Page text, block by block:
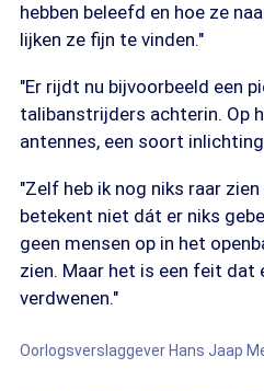
hebben beleefd en hoe ze
lijken ze fijn te vinden."
"Er rijdt nu bijvoorbeeld een
talibanstrijders achterin. Op
antennes, een soort
"Zelf heb ik nog niks raar
betekent niet dát er niks
geen mensen op in het
zien. Maar het is een feit dat
verdwenen."
Oorlogsverslaggever Hans Jaap